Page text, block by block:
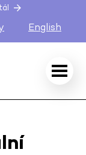
English